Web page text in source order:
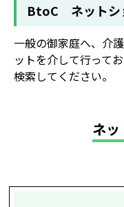
BtoC ネットシ
一般の御家庭へ、介
ットを介して行って
検索してください。
ネ